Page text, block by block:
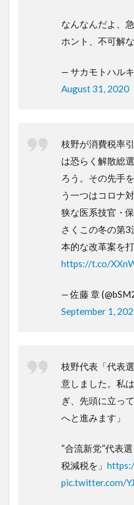
なんなんだよ、急
ホント、不可解
— サカモトハル
August 31, 2020
枝野が消費税率
は恐らく解散総
ろう。その先手
う一つはコロナ
狭な医系技官・
さくこの冬の第
本的な改革案を打
https://t.co/
— 佐藤 章
September 1,
枝野代表「代表
意しました。私
ぎ、先頭に立っ
へと進みます」
“合流新党”代表
税減税を」
pic.twitter.com/